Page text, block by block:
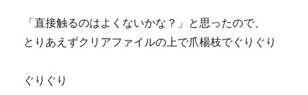
「直接触るのはよくないかな？」と思ったので、
とりあえずクリアファイルの上で爪楊枝でぐりぐり
ぐりぐり